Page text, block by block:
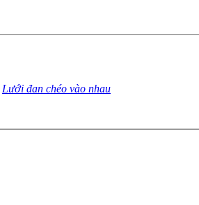
Lưới đan chéo vào nhau